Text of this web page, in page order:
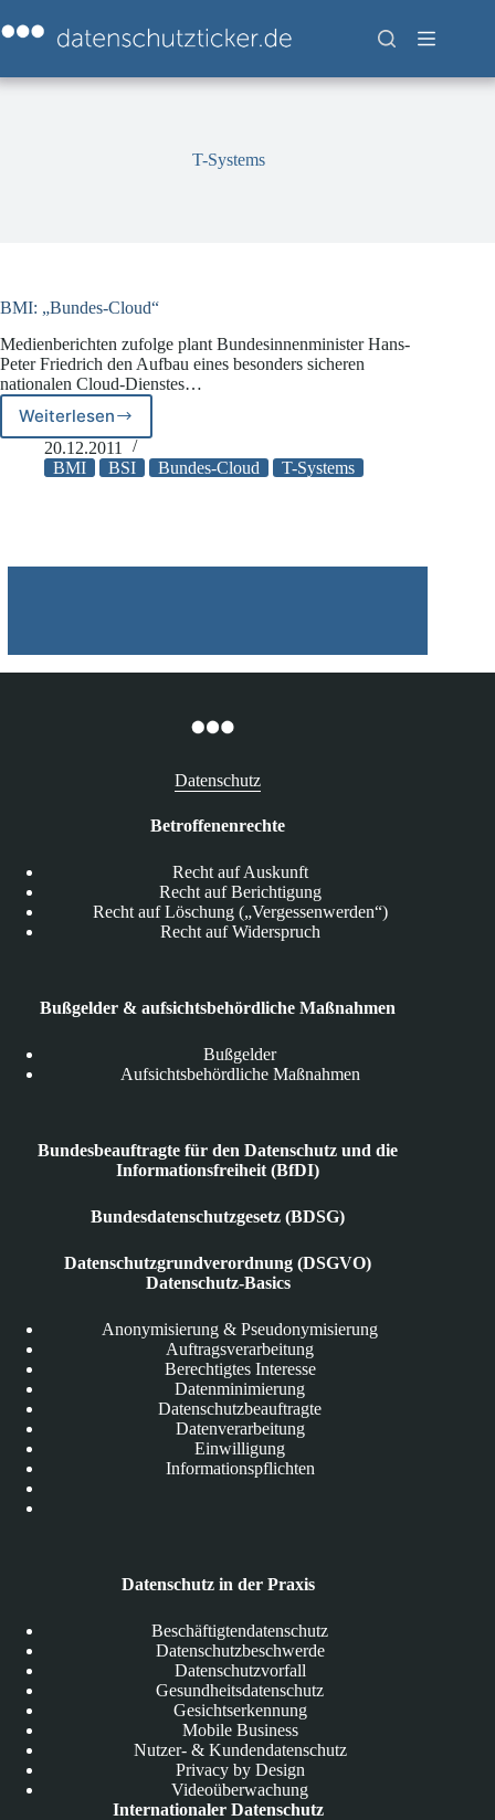
Inhalt
springen
T-Systems
BMI: „Bundes-Cloud“
Medienberichten zufolge plant Bundesinnenminister Hans-
Peter Friedrich den Aufbau eines besonders sicheren
nationalen Cloud-Dienstes…
Weiterlesen
BMI:
„Bundes-
Cloud“
20.12.2011
BMI
BSI Bundes-Cloud T-Systems
Datenschutz
Betroffenenrechte
Recht auf Auskunft
Recht auf Berichtigung
Recht auf Löschung („Vergessenwerden“)
Recht auf Widerspruch
Bußgelder & aufsichtsbehördliche Maßnahmen
Bußgelder
Aufsichtsbehördliche Maßnahmen
Bundesbeauftragte für den Datenschutz und die
Informationsfreiheit (BfDI)
Bundesdatenschutzgesetz (BDSG)
Datenschutzgrundverordnung (DSGVO)
Datenschutz-Basics
Anonymisierung & Pseudonymisierung
Auftragsverarbeitung
Berechtigtes Interesse
Datenminimierung
Datenschutzbeauftragte
Datenverarbeitung
Einwilligung
Informationspflichten
Datenschutz in der Praxis
Beschäftigtendatenschutz
Datenschutzbeschwerde
Datenschutzvorfall
Gesundheitsdatenschutz
Gesichtserkennung
Mobile Business
Nutzer- & Kundendatenschutz
Privacy by Design
Videoüberwachung
Internationaler Datenschutz